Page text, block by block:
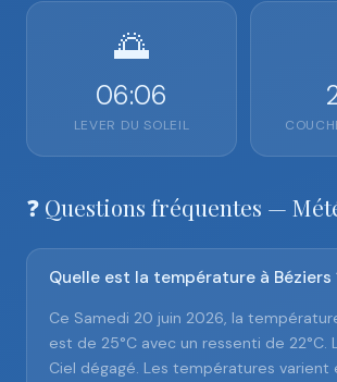
🌅
06:06
LEVER DU SOLEIL
❓ Questions fréquentes —
Quelle est la température à Béziers
Ce Samedi 20 juin 2026, la
est de 25°C avec un ressenti de 22°C.
Ciel dégagé. Les températures varient